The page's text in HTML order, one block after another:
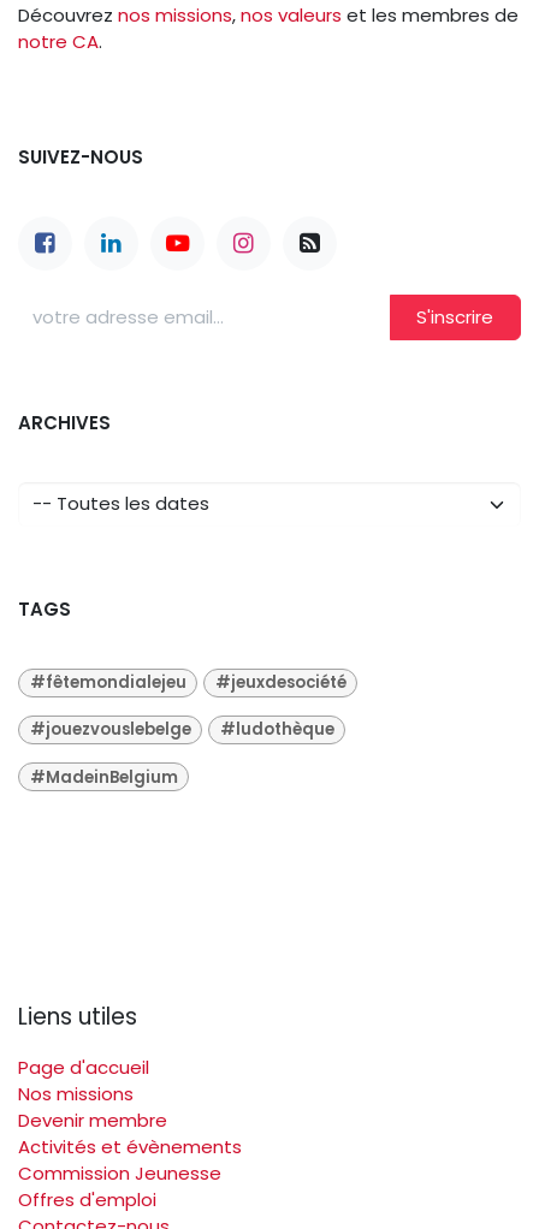
Découvrez nos missions,nos valeurs et les membres de
notre CA.
SUIVEZ-NOUS
S'inscrire
ARCHIVES
TAGS
#fêtemondialejeu #jeuxdesociété
#jouezvouslebelge #ludothèque
#MadeinBelgium
Liens utiles
Page d'accueil
Nos missions
Devenir membre
Activités et évènements
Commission Jeunesse
Offres d'emploi